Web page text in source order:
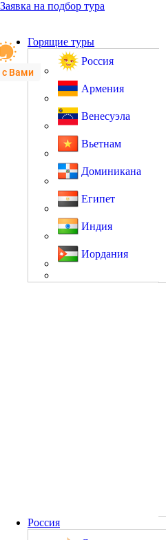
Заявка на подбор тура
с Вами
Горящие туры
Россия
Армения
Венесуэла
Вьетнам
Доминикана
Египет
Индия
Иордания
Россия